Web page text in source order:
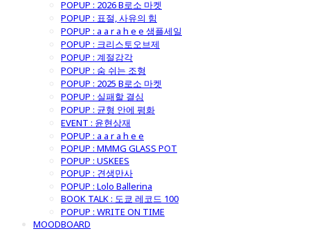
POPUP : 2026 B로소 마켓
POPUP : 표절, 사유의 힘
POPUP : a a r a h e e 샘플세일
POPUP : 크리스토오브제
POPUP : 계절감각
POPUP : 숨 쉬는 조형
POPUP : 2025 B로소 마켓
POPUP : 실패할 결심
POPUP : 균형 안에 평화
EVENT : 윤현상재
POPUP : a a r a h e e
POPUP : MMMG GLASS POT
POPUP : USKEES
POPUP : 견생만사
POPUP : Lolo Ballerina
BOOK TALK : 도쿄 레코드 100
POPUP : WRITE ON TIME
MOODBOARD